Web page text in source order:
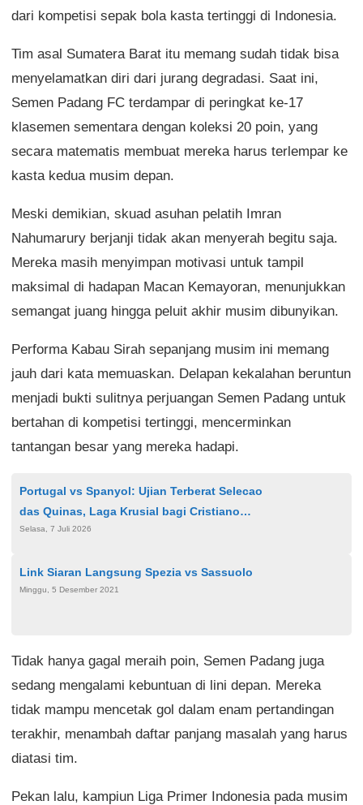
dari kompetisi sepak bola kasta tertinggi di Indonesia.
Tim asal Sumatera Barat itu memang sudah tidak bisa
menyelamatkan diri dari jurang degradasi. Saat ini,
Semen Padang FC terdampar di peringkat ke-17
klasemen sementara dengan koleksi 20 poin, yang
secara matematis membuat mereka harus terlempar ke
kasta kedua musim depan.
Meski demikian, skuad asuhan pelatih Imran
Nahumarury berjanji tidak akan menyerah begitu saja.
Mereka masih menyimpan motivasi untuk tampil
maksimal di hadapan Macan Kemayoran, menunjukkan
semangat juang hingga peluit akhir musim dibunyikan.
Performa Kabau Sirah sepanjang musim ini memang
jauh dari kata memuaskan. Delapan kekalahan beruntun
menjadi bukti sulitnya perjuangan Semen Padang untuk
bertahan di kompetisi tertinggi, mencerminkan
tantangan besar yang mereka hadapi.
Portugal vs Spanyol: Ujian Terberat Selecao
das Quinas, Laga Krusial bagi Cristiano
Ronaldo
Selasa, 7 Juli 2026
Link Siaran Langsung Spezia vs Sassuolo
Minggu, 5 Desember 2021
Tidak hanya gagal meraih poin, Semen Padang juga
sedang mengalami kebuntuan di lini depan. Mereka
tidak mampu mencetak gol dalam enam pertandingan
terakhir, menambah daftar panjang masalah yang harus
diatasi tim.
Pekan lalu, kampiun Liga Primer Indonesia pada musim